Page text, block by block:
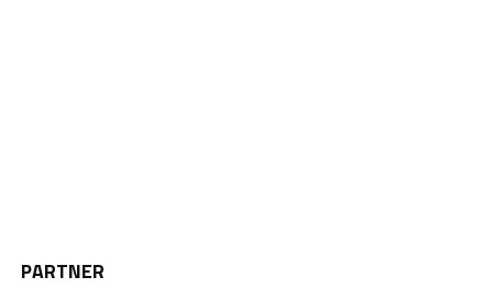
PARTNER